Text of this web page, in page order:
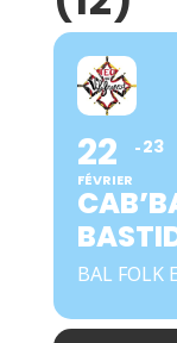
22
FÉVRIER
23
BAL FOLK